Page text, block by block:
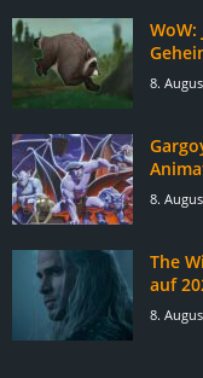
8.
8.
The
auf
8.